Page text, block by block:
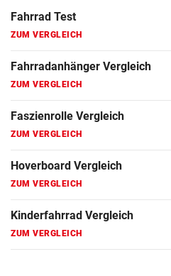
Fahrrad Test
ZUM VERGLEICH
Fahrradanhänger Vergleich
ZUM VERGLEICH
Faszienrolle Vergleich
ZUM VERGLEICH
Hoverboard Vergleich
ZUM VERGLEICH
Kinderfahrrad Vergleich
ZUM VERGLEICH